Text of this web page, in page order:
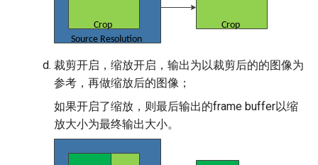
裁剪开启，缩放开启，输出为以裁剪后的的图像为
参考，再做缩放后的图像；
如果开启了缩放，则最后输出的frame buffer以缩
放大小为最终输出大小。